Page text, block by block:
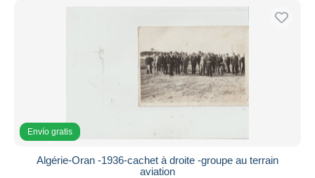
Envío gratis
Algérie-Oran -1936-cachet à droite -groupe au terrain
aviation